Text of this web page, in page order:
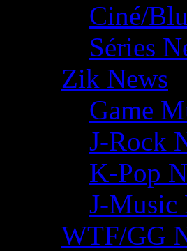
Ciné/
Séries
Zik News
Game
J-Rock
K-Pop
J-Music
WTF/GG